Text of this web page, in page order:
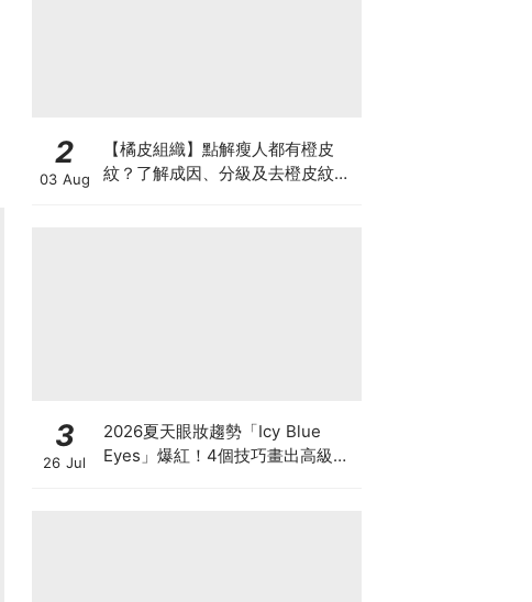
2
03 Aug
【橘皮組織】點解瘦人都有橙皮
紋？了解成因、分級及去橙皮紋改
3
26 Jul
2026夏天眼妝趨勢「Icy Blue
Eyes」爆紅！4個技巧畫出高級冰